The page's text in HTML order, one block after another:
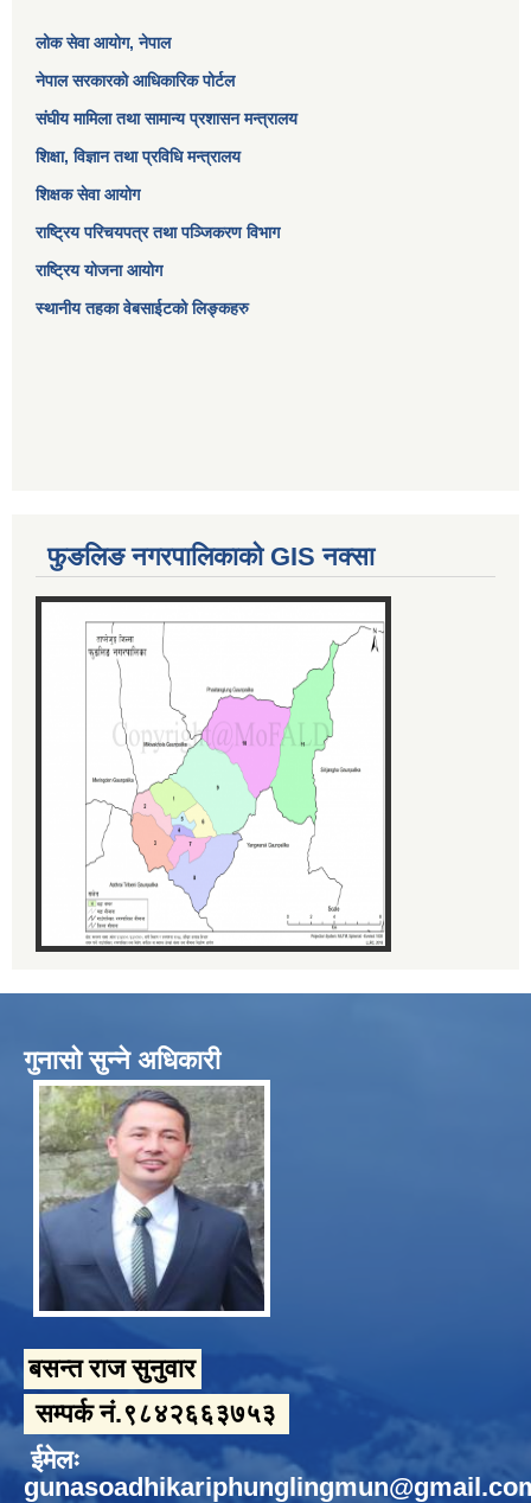
लोक सेवा आयोग, नेपाल
नेपाल सरकारको आधिकारिक पोर्टल
संघीय मामिला तथा सामान्य प्रशासन मन्त्रालय
शिक्षा, विज्ञान तथा प्रविधि मन्त्रालय
शिक्षक सेवा आयोग
राष्ट्रिय परिचयपत्र तथा पञ्जिकरण विभाग
राष्ट्रिय योजना आयोग
स्थानीय तहका वेबसाईटको लिङ्कहरु
फुङलिङ नगरपालिकाको GIS नक्सा
गुनासो सुन्ने अधिकारी
बसन्त राज सुनुवार
सम्पर्क नं.९८४२६६३७५३
ईमेलः